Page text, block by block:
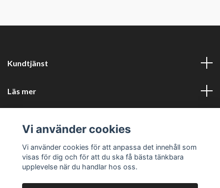
Kundtjänst
Läs mer
Företagsuppgifter
Vi använder cookies
Vi använder cookies för att anpassa det innehåll som
visas för dig och för att du ska få bästa tänkbara
upplevelse när du handlar hos oss.